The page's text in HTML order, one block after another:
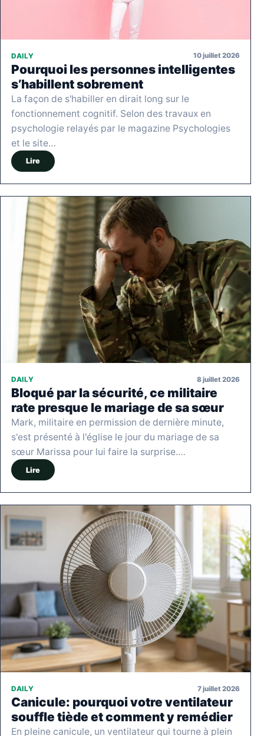
DAILY 10 juillet 2026
Pourquoi les personnes intelligentes
s’habillent sobrement
La façon de s'habiller en dirait long sur le
fonctionnement cognitif. Selon des travaux en
psychologie relayés par le magazine Psychologies
et le site…
Lire
DAILY 8 juillet 2026
Bloqué par la sécurité, ce militaire
rate presque le mariage de sa sœur
Mark, militaire en permission de dernière minute,
s'est présenté à l'église le jour du mariage de sa
sœur Marissa pour lui faire la surprise.…
Lire
DAILY 7 juillet 2026
Canicule: pourquoi votre ventilateur
souffle tiède et comment y remédier
En pleine canicule, un ventilateur qui tourne à plein